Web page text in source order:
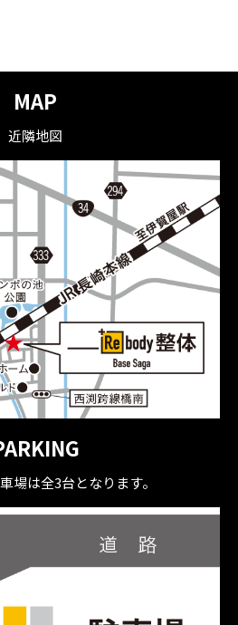
MAP
近隣地図
場は全3台となります。